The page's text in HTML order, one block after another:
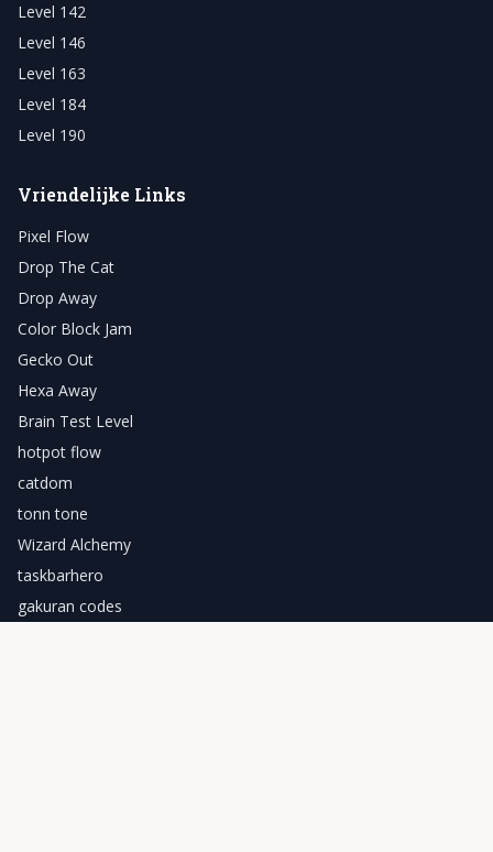
Level 142
Level 146
Level 163
Level 184
Level 190
Vriendelijke Links
Pixel Flow
Drop The Cat
Drop Away
Color Block Jam
Gecko Out
Hexa Away
Brain Test Level
hotpot flow
catdom
tonn tone
Wizard Alchemy
taskbarhero
gakuran codes